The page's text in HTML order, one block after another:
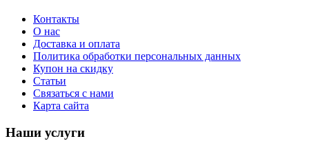
Контакты
О нас
Доставка и оплата
Политика обработки персональных данных
Купон на скидку
Статьи
Связаться с нами
Карта сайта
Наши услуги